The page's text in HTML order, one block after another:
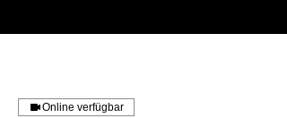
Online verfügbar